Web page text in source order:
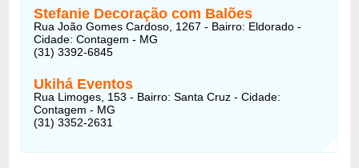
Stefanie Decoração com Balões
Rua João Gomes Cardoso, 1267 - Bairro: Eldorado -
Cidade: Contagem - MG
(31) 3392-6845
Ukihá Eventos
Rua Limoges, 153 - Bairro: Santa Cruz - Cidade:
Contagem - MG
(31) 3352-2631